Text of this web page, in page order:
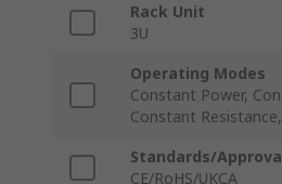
Rack Unit
3U
Operating Modes
Constant Power,
Constant
Standards/
CE/RoHS/UKCA